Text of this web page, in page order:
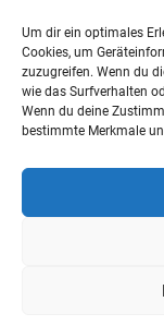
Um dir ein optimales
Cookies, um
zuzugreifen. Wenn du
wie das Surfverhalten
Wenn du deine
bestimmte Merkmale